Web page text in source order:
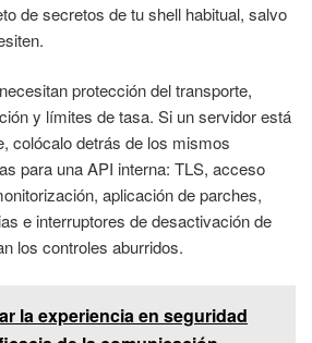
de secretos de tu shell habitual, salvo
protección del transporte,
y límites de tasa. Si un servidor está
colócalo detrás de los mismos
para una API interna: TLS, acceso
aplicación de parches,
e interruptores de desactivación de
los controles aburridos.
la experiencia en seguridad